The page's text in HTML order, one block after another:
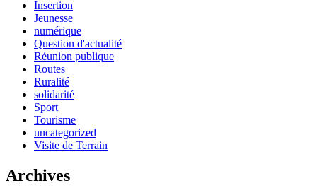
Insertion
Jeunesse
numérique
Question d'actualité
Réunion publique
Routes
Ruralité
solidarité
Sport
Tourisme
uncategorized
Visite de Terrain
Archives